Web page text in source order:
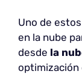
Uno de
en la nube
desde la
optimización